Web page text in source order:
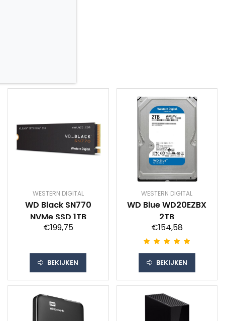
WESTERN DIGITAL
WD Black SN770
NVMe SSD 1TB
€199,75
BEKIJKEN
WESTERN DIGITAL
WD Blue WD20EZBX
2TB
€154,58
BEKIJKEN